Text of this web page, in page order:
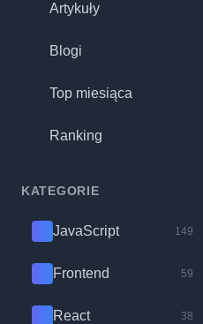
Artykuły
Blogi
Top miesiąca
Ranking
KATEGORIE
JavaScript 149
Frontend 59
React 38